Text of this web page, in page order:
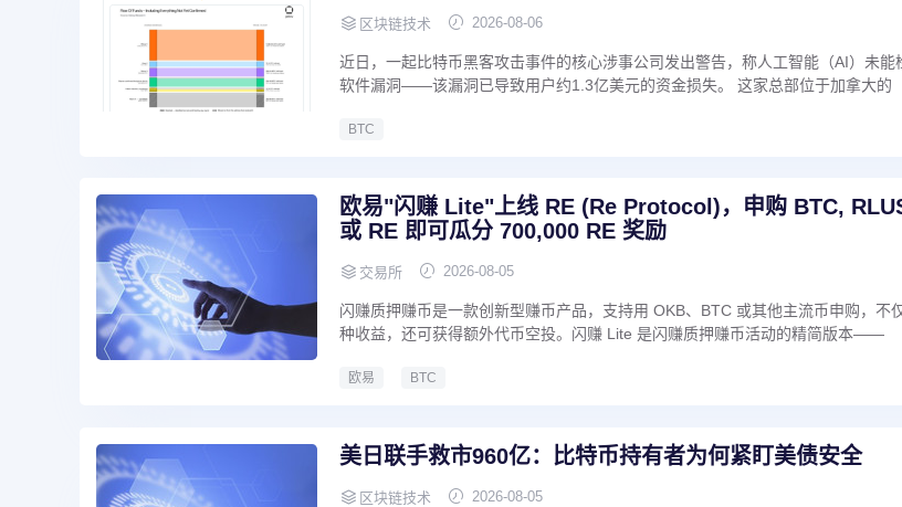
区块链技术 2026-08-06
近日，一起比特币黑客攻击事件的核心涉事公司发出警告，称人工智能（AI）未能
软件漏洞——该漏洞已导致用户约1.3亿美元的资金损失。 这家总部位于加拿大的
BTC
欧易"闪赚 Lite"上线 RE (Re Protocol)，申购 BTC,
或 RE 即可瓜分 700,000 RE 奖励
交易所 2026-08-05
闪赚质押赚币是一款创新型赚币产品，支持用 OKB、BTC 或其他主流币申购，不
种收益，还可获得额外代币空投。闪赚 Lite 是闪赚质押赚币活动的精简版本——
欧易 BTC
美日联手救市960亿：比特币持有者为何紧盯美债安全
区块链技术 2026-08-05